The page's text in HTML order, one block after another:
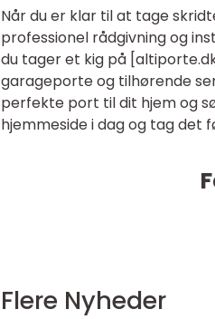
Når du er klar til at tage
professionel rådgivning og
du tager et kig på
garageporte og tilhørende
perfekte port til dit hjem og
hjemmeside i dag og tag det
Flere Nyheder